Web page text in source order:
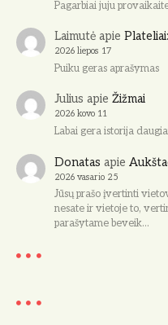
Pagarbiai juju
Laimutėapie
2026 liepos 17
Puiku geras aprašymas
Julius apie Žižmai
2026 kovo 11
Labai gera istorija
Donatas apie
2026 vasario 25
Jūsų prašo įvertinti
nesate ir vietoje to,
parašytame beveik…